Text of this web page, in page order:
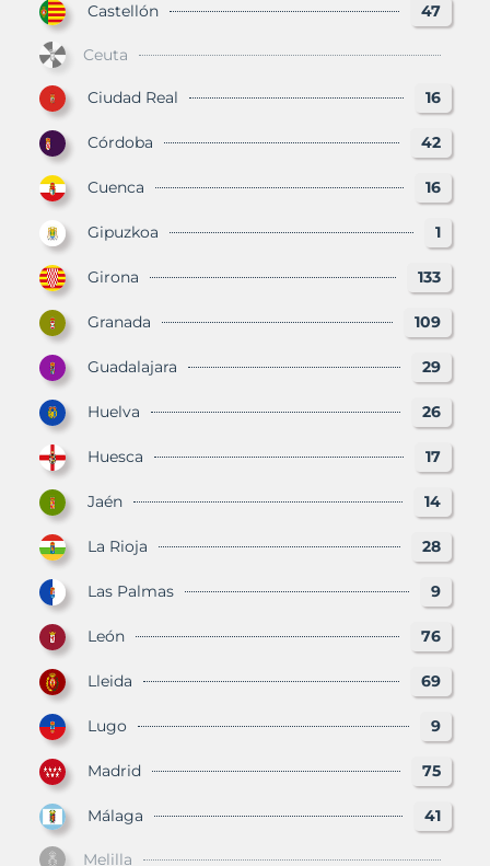
Castellón 47
Ceuta
Ciudad Real 16
Córdoba 42
Cuenca 16
Gipuzkoa 1
Girona 133
Granada 109
Guadalajara 29
Huelva 26
Huesca 17
Jaén 14
La Rioja 28
Las Palmas 9
León 76
Lleida 69
Lugo 9
Madrid 75
Málaga 41
Melilla